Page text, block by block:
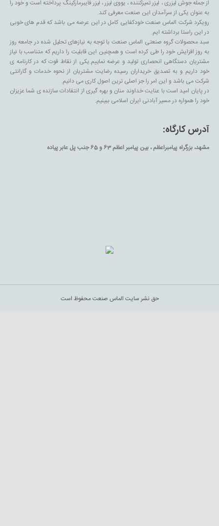
از جمله جوش لیزری ، لیزر تمیزکننده ، یووی لیزر ، لیزر فایبرمارکینگ پرداخته است و خود را
به عنوان یکی از سرآمدان این صنعت معرفی کند.
رویکرد شرکت الماس صنعت خودکفایی کامل در این عرصه می باشد که قدم های خوبی
در این راستا برداشته ایم.
سبد محصولات گروه صنعتی الماس صنعت با توجه به نیازهای تحلیل شده در جامعه روز
به روز افزایش خود را طی کرده است و همچنین این قابلیت را داریم که متناسب با نیاز
مشتریان دستگاهی انحصاری تولید و عرضه نماییم.یکی از نقاط قوت که در کارنامه ی
خود داریم و به تصدیق خریداران رسیده رضایت مشتریان از نحوه خدمات و گارانتی
شرکت می باشد و این امر را جز اصلی ترین اصول کاری می دانیم.
در پایان امید است با عنایت خداوند منان و بهره گیری از انتقادات سازنده ی شما عزیزان
خود را همواره در مسیر آبادنی ایران اسلامی ببینیم.
آدرس کارگاه:
مشهد، بزرگراه پیامبراعظم ، بین پیامبر اعظم 63 و 65 جنب پل عابر پیاده
حق نشر سایت الماس صنعت محفوظ است